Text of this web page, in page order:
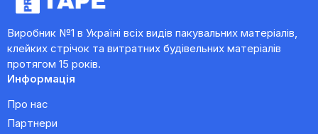
Виробник №1 в Україні всіх видів пакувальних матеріалів,
клейких стрічок та витратних будівельних матеріалів
протягом 15 років.
Информація
Про нас
Партнери